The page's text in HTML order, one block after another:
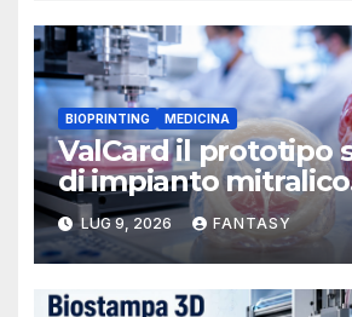
BIOPRINTING MEDICINA
ValCard il prototipo
di impianto mitralico
stampato in 3D per
chirurgia pediatrica
LUG 9, 2026 FANTASY